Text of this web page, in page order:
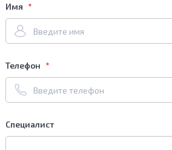
Имя
Телефон
Специалист